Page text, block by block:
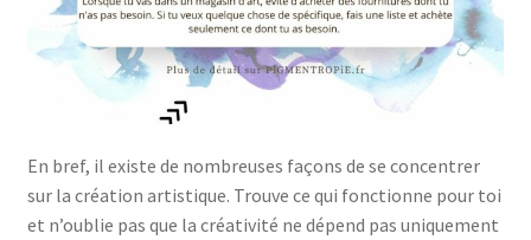
En bref, il existe de nombreuses façons de se concentrer
sur la création artistique. Trouve ce qui fonctionne pour toi
et n’oublie pas que la créativité ne dépend pas uniquement